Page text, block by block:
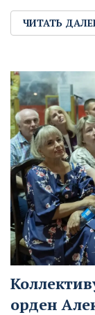
ЧИТАТЬ
орден